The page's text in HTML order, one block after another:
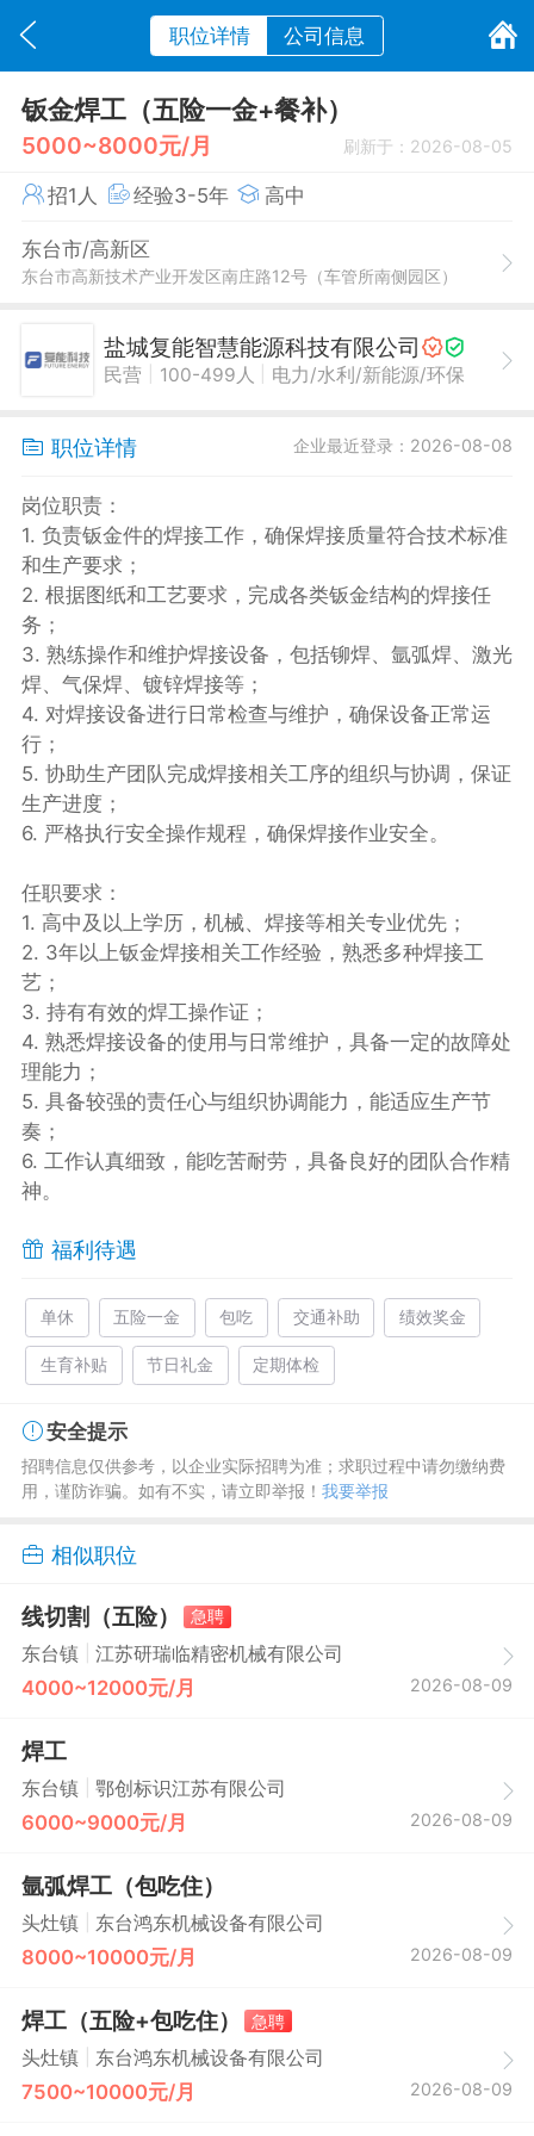
职位详情 公司信息
钣金焊工（五险一金+餐补）
5000~8000元/月 刷新于：2026-08-05
招1人 经验3-5年 高中
东台市/高新区
东台市高新技术产业开发区南庄路12号（车管所南侧园区）
盐城复能智慧能源科技有限公司
民营 100-499人 电力/水利/新能源/环保
职位详情 企业最近登录：2026-08-08
岗位职责：
1. 负责钣金件的焊接工作，确保焊接质量符合技术标准
和生产要求；
2. 根据图纸和工艺要求，完成各类钣金结构的焊接任
务；
3. 熟练操作和维护焊接设备，包括铆焊、氩弧焊、激光
焊、气保焊、镀锌焊接等；
4. 对焊接设备进行日常检查与维护，确保设备正常运
行；
5. 协助生产团队完成焊接相关工序的组织与协调，保证
生产进度；
6. 严格执行安全操作规程，确保焊接作业安全。
任职要求：
1. 高中及以上学历，机械、焊接等相关专业优先；
2. 3年以上钣金焊接相关工作经验，熟悉多种焊接工
艺；
3. 持有有效的焊工操作证；
4. 熟悉焊接设备的使用与日常维护，具备一定的故障处
理能力；
5. 具备较强的责任心与组织协调能力，能适应生产节
奏；
6. 工作认真细致，能吃苦耐劳，具备良好的团队合作精
神。
福利待遇
单休 五险一金 包吃 交通补助 绩效奖金
生育补贴 节日礼金 定期体检
安全提示
招聘信息仅供参考，以企业实际招聘为准；求职过程中请勿缴纳费
用，谨防诈骗。如有不实，请立即举报！ 我要举报
相似职位
线切割（五险）
急聘
东台镇
江苏研瑞临精密机械有限公司
4000~12000元/月 2026-08-09
焊工
东台镇 鄂创标识江苏有限公司
6000~9000元/月 2026-08-09
氩弧焊工（包吃住）
头灶镇 东台鸿东机械设备有限公司
8000~10000元/月 2026-08-09
焊工（五险+包吃住）
急聘
头灶镇
东台鸿东机械设备有限公司
7500~10000元/月 2026-08-09